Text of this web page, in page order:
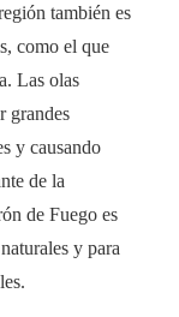
también es
como el que
Las olas
grandes
y causando
de la
de Fuego es
y para